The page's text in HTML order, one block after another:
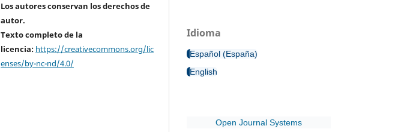
Los autores conservan los derechos de
autor.
Texto completo de la
licencia: https://creativecommons.org/lic
enses/by-nc-nd/4.0/
Idioma
Español (España)
English
Open Journal Systems